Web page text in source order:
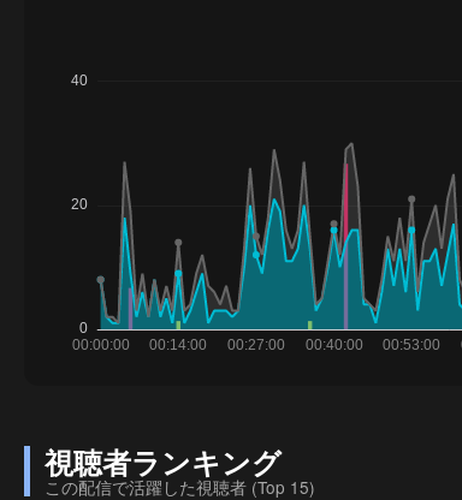
視聴者ランキング
この配信で活躍した視聴者 (Top 15)